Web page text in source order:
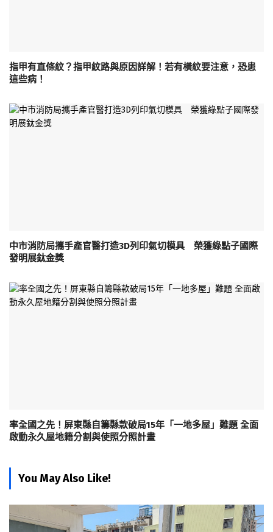
指甲有直條紋？指甲紋路與原因詳解！若有橫紋要注意，恐患
這些病！
中市消防局攜手產官醫打造3D列印氣切模具 榮獲綠點子國際
發明展鈦金獎
率全國之先！屏東縣自籌縣款破局15年「一地多屋」難題 全面
啟動永久屋地籍分割與使照分照計畫
You May Also Like!